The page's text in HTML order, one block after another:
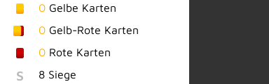
0Gelbe Karten
0Gelb-Rote Karten
0Rote Karten
S 8 Siege